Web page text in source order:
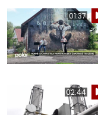
01:37
02:44